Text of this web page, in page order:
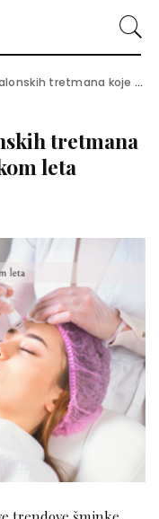
koje NE SMETE raditi tokom leta
tretmana
leta